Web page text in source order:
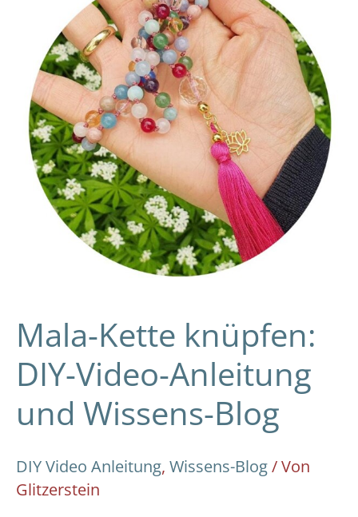
Mala-Kette knüpfen:
DIY-Video-Anleitung
und Wissens-Blog
DIY Video Anleitung, Wissens-Blog/ Von
Glitzerstein
knüpfen:
Video-
Anleitung
und
Wissens-
Blog